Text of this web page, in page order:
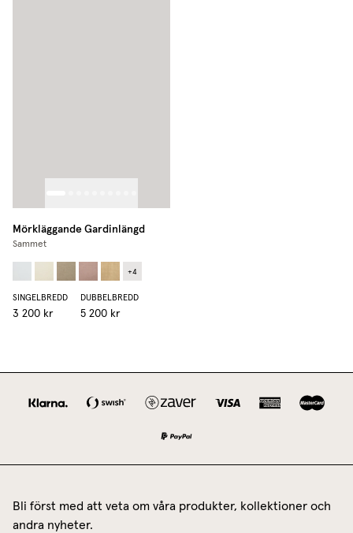
Mörkläggande Gardinlängd
Sammet
+4
SINGELBREDD
3 200 kr
DUBBELBREDD
5 200 kr
Bli först med att veta om våra produkter, kollektioner och
andra nyheter.